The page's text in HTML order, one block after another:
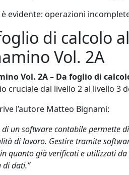
evidente: operazioni
di calcolo
Vol. 2A
Vol. 2A – Da foglio di
cruciale dal livello 2 al livello 3
l’autore Matteo Bignami:
di un software contabile permette
di lavoro. Gestire tramite
quanto già verificati e utilizzati
dati.”